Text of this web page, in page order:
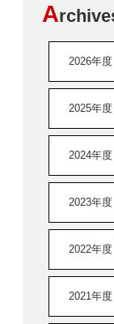
A
2026年度
2025年度
2024年度
2023年度
2022年度
2021年度